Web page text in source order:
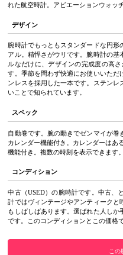
れた航空時計。アビエーションウォッ
デザイン
腕時計でもっともスタンダードな円
アル。精悍さがウリです。腕時計の
ルなだけに、デザインの完成度の高
す。季節を問わず快適にお使いいただ
ンレスを採用した一本です。ステンレ
いことで知られています。
スペック
自動巻です。腕の動きでゼンマイが巻
カレンダー機能付き。カレンダーはあ
機能付き。複数の時刻を表示できます。
コンディション
中古（USED）の腕時計です。中古、
計ではヴィンテージやアンティークと
もしばしばあります。選ばれた人し
です。このコンディションとこの価格
この